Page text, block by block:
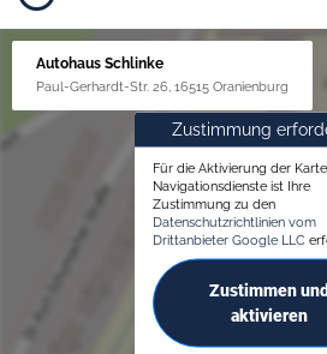
Autohaus Schlinke
Paul-Gerhardt-Str. 26, 16515 Oranienburg
Zustimmung
Für die Aktivierung der
Navigationsdienste ist Ihre
Zustimmung zu den
Datenschutzrichtlinien vom
Drittanbieter Google LLC
Zustimmen und
aktivieren